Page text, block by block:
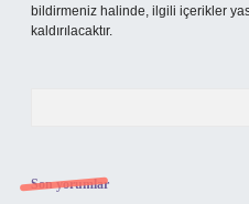
bildirmeniz halinde, ilgili içerikler
kaldırılacaktır.
Son yorumlar